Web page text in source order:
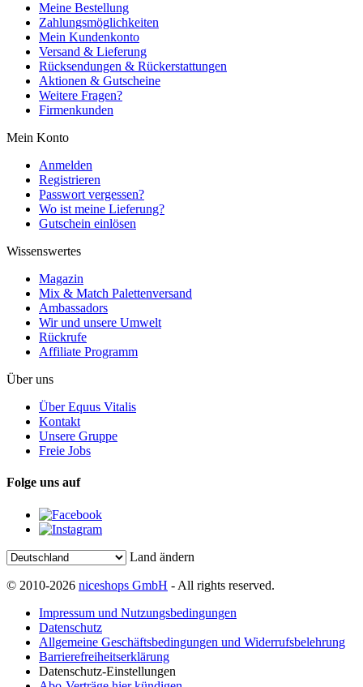
Meine Bestellung
Zahlungsmöglichkeiten
Mein Kundenkonto
Versand & Lieferung
Rücksendungen & Rückerstattungen
Aktionen & Gutscheine
Weitere Fragen?
Firmenkunden
Mein Konto
Anmelden
Registrieren
Passwort vergessen?
Wo ist meine Lieferung?
Gutschein einlösen
Wissenswertes
Magazin
Mix & Match Palettenversand
Ambassadors
Wir und unsere Umwelt
Rückrufe
Affiliate Programm
Über uns
Über Equus Vitalis
Kontakt
Unsere Gruppe
Freie Jobs
Folge uns auf
Land ändern
© 2010-2026 niceshops GmbH - All rights reserved.
Impressum und Nutzungsbedingungen
Datenschutz
Allgemeine Geschäftsbedingungen und Widerrufsbelehrung
Barrierefreiheitserklärung
Datenschutz-Einstellungen